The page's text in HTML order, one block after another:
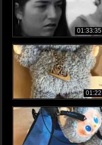
01:33:35
01:22